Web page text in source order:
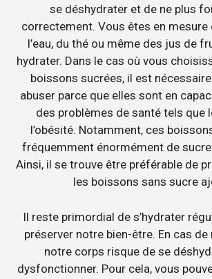
se déshydrater et de ne plus
correctement. Vous êtes en mesure
l’eau, du thé ou même des jus de
hydrater. Dans le cas où vous
boissons sucrées, il est
abuser parce que elles sont en
des problèmes de santé tels que
l’obésité. Notamment, ces
fréquemment énormément de
Ainsi, il se trouve être préférable de
les boissons sans sucre
Il reste primordial de s’hydrater
préserver notre bien-être. En cas de
notre corps risque de se
dysfonctionner. Pour cela, vous